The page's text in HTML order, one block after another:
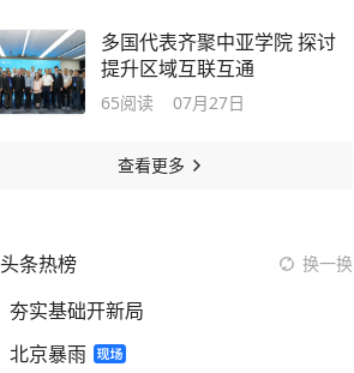
多国代表齐聚中亚学院 探讨
提升区域互联互通
65阅读 07月27日
查看更多
头条热榜 换一换
夯实基础开新局
北京暴雨